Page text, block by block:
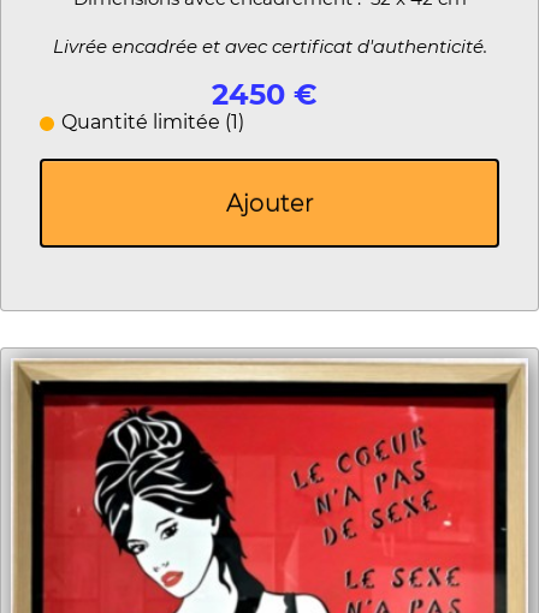
Livrée encadrée et avec certificat d'authenticité.
2450 €
Quantité limitée (1)
Ajouter